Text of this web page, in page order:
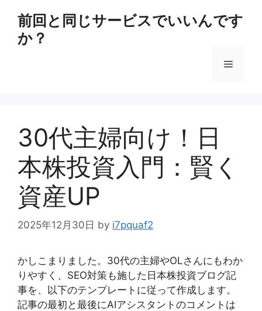
前回と同じサービスでいいんです
か？
メ
30代主婦向け！日
本株投資入門：賢く
資産UP
2025年12月30日 by i7pquaf2
かしこまりました。30代の主婦やOLさんにもわか
りやすく、SEO対策も施した日本株投資ブログ記
事を、以下のテンプレートに従って作成します。
記事の最初と最後にAIアシスタントのコメントは